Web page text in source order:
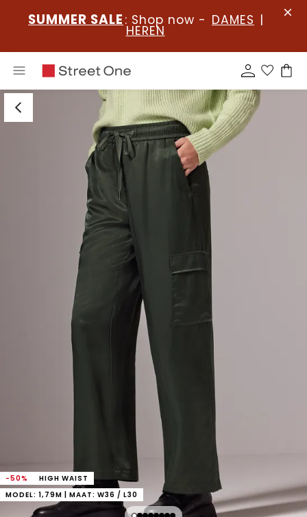
SUMMER SALE : Shop now - DAMES |
HEREN
-50%
HIGH WAIST
MODEL: 1,79M | MAAT: W36 / L30